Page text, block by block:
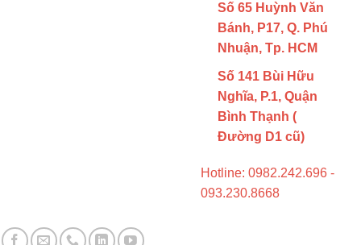
Số 65 Huỳnh Văn
Bánh, P17, Q. Phú
Nhuận, Tp. HCM
Số 141 Bùi Hữu
Nghĩa, P.1, Quận
Bình Thạnh (
Đường D1 cũ)
Hotline: 0982.242.696 -
093.230.8668